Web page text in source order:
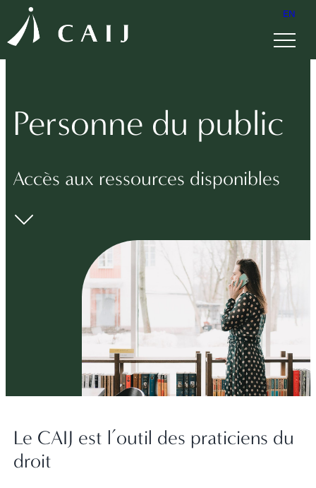
EN
Personne du public
Accès aux ressources disponibles
Le CAIJ est l’outil des praticiens du
droit